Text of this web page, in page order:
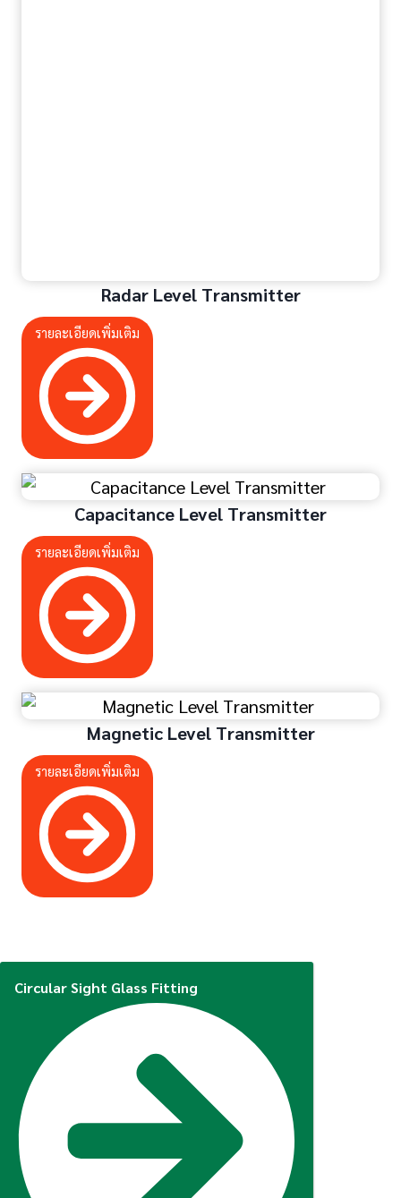
Radar Level Transmitter
รายละเอียดเพิ่มเติม
Capacitance Level Transmitter
รายละเอียดเพิ่มเติม
Magnetic Level Transmitter
รายละเอียดเพิ่มเติม
Circular Sight Glass Fitting